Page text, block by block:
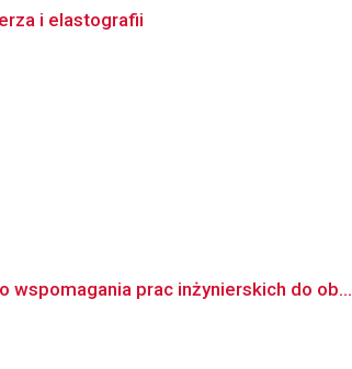
i elastografii
prac inżynierskich do ob...